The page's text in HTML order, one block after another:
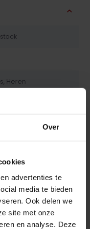
Over
advertenties te
media te bieden
Ook delen we
site met onze
en analyse. Deze
Heren